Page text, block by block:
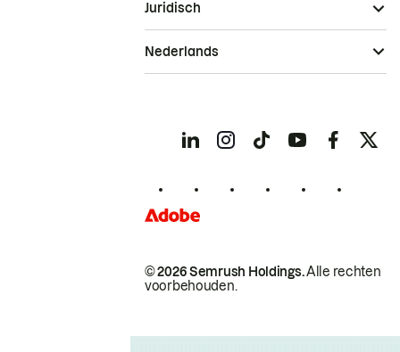
© 2026 Semrush Holdings.Alle rechten
voorbehouden.
Juridisch
Nederlands